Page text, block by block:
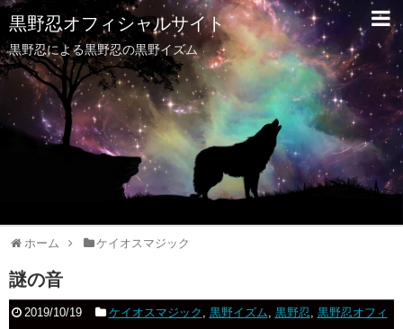
黒野忍オフィシャルサイト
黒野忍による黒野忍の黒野イズム
ホーム ケイオスマジック
謎の音
2019/10/19 ケイオスマジック , 黒野イズム, 黒野忍, 黒野忍オフィ